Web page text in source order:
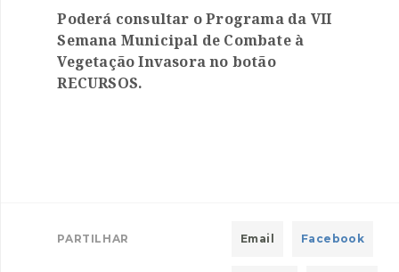
Poderá consultar o Programa da VII
Semana Municipal de Combate à
Vegetação Invasora no botão
RECURSOS.
PARTILHAR Email Facebook